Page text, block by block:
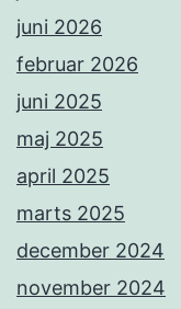
juni 2026
februar 2026
juni 2025
maj 2025
april 2025
marts 2025
december 2024
november 2024